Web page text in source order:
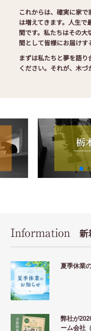
これからは、確実に家
は増えてきます。人生
間です。私たちはその
間として皆様にお届けす
まずは私たちと夢を語
ください。それが、木
Information 新
夏季休業
弊社が
ーム会社